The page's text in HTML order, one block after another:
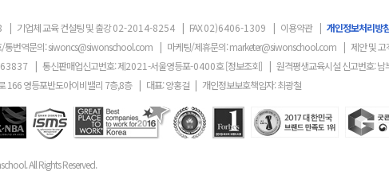
| 기업체 교육 컨설팅 및 출강02-2014-8254 | FAX02)6406-1309 | 이용약관 | 개인정보처리방
통번역문의:siwoncs@siwonschool.com | 마케팅/제휴문의:marketer@siwonschool.com | 제안 및
| 통신판매업신고번호: 제2021-서울영등포-0400호[정보조회] | 원격평생교육시설 신고번호: 남
166 영등포반도아이비밸리 7층,8층 | 대표: 양홍걸 | 개인정보보호책임자: 최광철
All Rights Reserved.